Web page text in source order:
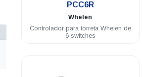
PCC6R
Whelen
Controlador para torreta Whelen de
6 switches